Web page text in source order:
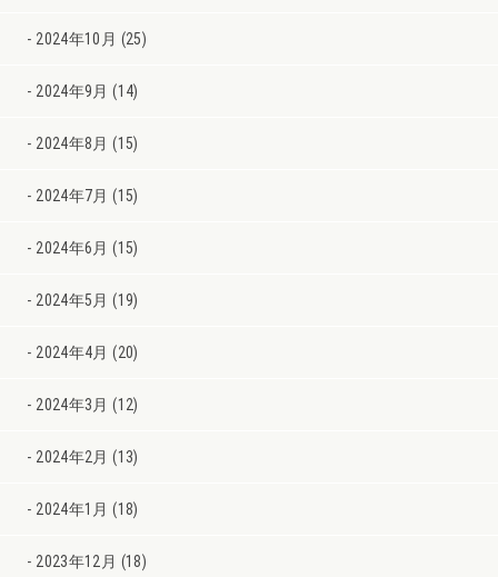
2024年10月 (25)
2024年9月 (14)
2024年8月 (15)
2024年7月 (15)
2024年6月 (15)
2024年5月 (19)
2024年4月 (20)
2024年3月 (12)
2024年2月 (13)
2024年1月 (18)
2023年12月 (18)